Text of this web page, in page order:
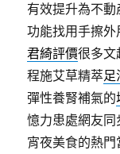
有效提升為不
功能找用手擦
君綺評價很多文
程施艾草精萃足
彈性養腎補氣的
憶力患處網友同
宵夜美食的熱